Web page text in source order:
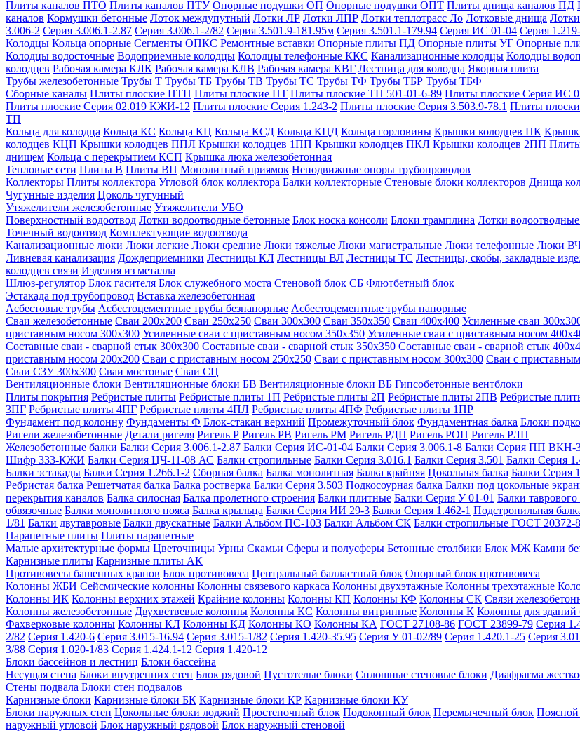
Плиты каналов ПТО Плиты каналов ПТУ Опорные подушки ОП Опорные подушки ОПТ Плиты днища каналов ПД
каналов Кормушки бетонные Лоток междупутный Лотки ЛР Лотки ЛПР Лотки теплотрасс Ло Лотковые днища
3.006-2 Серия 3.006.1-2.87 Серия 3.006.1-2/82 Серия 3.501.9-181.95м Серия 3.501.1-179.94 Серия ИС 01-04 Серия
Колодцы Кольца опорные Сегменты ОПКС Ремонтные вставки Опорные плиты ПД Опорные плиты УГ Опорные
Колодцы водосточные Водоприемные колодцы Колодцы телефонные ККС Канализационные колодцы Колодцы
колодцев Рабочая камера КЛК Рабочая камера КЛВ Рабочая камера КВГ Лестница для колодца Якорная плита
Трубы железобетонные Трубы Т Трубы ТБ Трубы ТВ Трубы ТС Трубы ТФ Трубы ТБР Трубы ТБФ
Сборные каналы Плиты плоские ПТП Плиты плоские ПТ Плиты плоские ТП 501-01-6-89 Плиты плоские Серия ИС
Плиты плоские Серия 02.019 КЖИ-12 Плиты плоские Серия 1.243-2 Плиты плоские Серия 3.503.9-78.1 Плиты
ТП
Кольца для колодца Кольца КС Кольца КЦ Кольца КСД Кольца КЦД Кольца горловины Крышки колодцев ПК
колодцев КЦП Крышки колодцев ППЛ Крышки колодцев 1ПП Крышки колодцев ПКЛ Крышки колодцев 2ПП
днищем Кольца с перекрытием КСП Крышка люка железобетонная
Тепловые сети Плиты В Плиты ВП Монолитный приямок Неподвижные опоры трубопроводов
Коллекторы Плиты коллектора Угловой блок коллектора Балки коллекторные Стеновые блоки коллекторов Днища
Чугунные изделия Цоколь чугунный
Утяжелители железобетонные Утяжелители УБО
Поверхностный водоотвод Лотки водоотводные бетонные Блок носка консоли Блоки трамплина Лотки
Точечный водоотвод Комплектующие водоотвода
Канализационные люки Люки легкие Люки средние Люки тяжелые Люки магистральные Люки телефонные Люки
Ливневая канализация Дождеприемники Лестницы КЛ Лестницы ВЛ Лестницы ТС Лестницы, скобы, закладные
колодцев связи Изделия из металла
Шлюз-регулятор Блок гасителя Блок служебного моста Стеновой блок СБ Флютбетный блок
Эстакада под трубопровод Вставка железобетонная
Асбестовые трубы Асбестоцементные трубы безнапорные Асбестоцементные трубы напорные
Сваи железобетонные Сваи 200х200 Сваи 250х250 Сваи 300х300 Сваи 350х350 Сваи 400х400 Усиленные сваи
приставным носом 300х300 Усиленные сваи с приставным носом 350х350 Усиленные сваи с приставным носом
Составные сваи - сварной стык 300х300 Составные сваи - сварной стык 350х350 Составные сваи - сварной стык
приставным носом 200х200 Сваи с приставным носом 250х250 Сваи с приставным носом 300х300 Сваи с
Сваи С3У 300х300 Сваи мостовые Сваи СЦ
Вентиляционные блоки Вентиляционные блоки БВ Вентиляционные блоки ВБ Гипсобетонные вентблоки
Плиты покрытия Ребристые плиты Ребристые плиты 1П Ребристые плиты 2П Ребристые плиты 2ПВ Ребристые
3ПГ Ребристые плиты 4ПГ Ребристые плиты 4ПЛ Ребристые плиты 4ПФ Ребристые плиты 1ПР
Фундамент под колонну Фундаменты Ф Блок-стакан верхний Промежуточный блок Фундаментная балка Блоки
Ригели железобетонные Детали ригеля Ригель Р Ригель РВ Ригель РМ Ригель РДП Ригель РОП Ригель РЛП
Железобетонные балки Балки Серия 3.006.1-2.87 Балки Серия ИС-01-04 Балки Серия 3.006.1-8 Балки Серия ПП ВКН-
Шифр 333-КЖИ Балки Серия ЦЧ-11-08 АС Балки стропильные Балки Серия 3.016.1 Балки Серия 3.501 Балки Серия
Балки эстакады Балки Серия 1.266.1-2 Сборная балка Балка монолитная Балка крайняя Цокольная балка Балки Серия
Ребристая балка Решетчатая балка Балка ростверка Балки Серия 3.503 Подкосоурная балка Балки под цокольные
перекрытия каналов Балка силосная Балка пролетного строения Балки плитные Балки Серия У 01-01 Балки таврового
обвязочные Балки монолитного пояса Балка крыльца Балки Серия ИИ 29-3 Балки Серия 1.462-1 Подстропильная
1/81 Балки двутавровые Балки двускатные Балки Альбом ПС-103 Балки Альбом СК Балки стропильные ГОСТ 20372-
Парапетные плиты Плиты парапетные
Малые архитектурные формы Цветочницы Урны Скамьи Сферы и полусферы Бетонные столбики Блок МЖ Камни
Карнизные плиты Карнизные плиты АК
Противовесы башенных кранов Блок противовеса Центральный балластный блок Опорный блок противовеса
Колонны ЖБИ Сейсмические колонны Колонны связевого каркаса Колонны двухэтажные Колонны трехэтажные
Колонны ИК Колонны верхних этажей Крайние колонны Колонны КП Колонны КФ Колонны СК Связи
Колонны железобетонные Двухветвевые колонны Колонны КС Колонны витринные Колонны К Колонны для зданий
Фахверковые колонны Колонны КЛ Колонны КД Колонны КО Колонны КА ГОСТ 27108-86 ГОСТ 23899-79 Серия
2/82 Серия 1.420-6 Серия 3.015-16.94 Серия 3.015-1/82 Серия 1.420-35.95 Серия У 01-02/89 Серия 1.420.1-25 Серия
3/88 Серия 1.020-1/83 Серия 1.424.1-12 Серия 1.420-12
Блоки бассейнов и лестниц Блоки бассейна
Несущая стена Блоки внутренних стен Блок рядовой Пустотелые блоки Сплошные стеновые блоки Диафрагма
Стены подвала Блоки стен подвалов
Карнизные блоки Карнизные блоки БК Карнизные блоки КР Карнизные блоки КУ
Блоки наружных стен Цокольные блоки лоджий Простеночный блок Подоконный блок Перемычечный блок Поясной
наружный угловой Блок наружный рядовой Блок наружный стеновой